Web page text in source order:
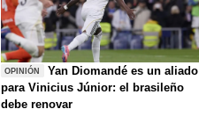
OPINIÓN
Yan Diomandé es un aliado
para Vinicius Júnior: el brasileño
debe renovar